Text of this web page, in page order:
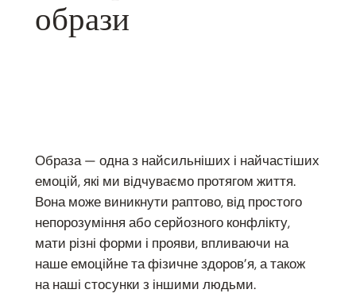
образи
Образа — одна з найсильніших і найчастіших
емоцій, які ми відчуваємо протягом життя.
Вона може виникнути раптово, від простого
непорозуміння або серйозного конфлікту,
мати різні форми і прояви, впливаючи на
наше емоційне та фізичне здоров’я, а також
на наші стосунки з іншими людьми.